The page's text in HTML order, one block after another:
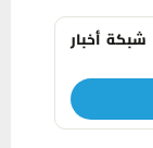
شبكة أخبار